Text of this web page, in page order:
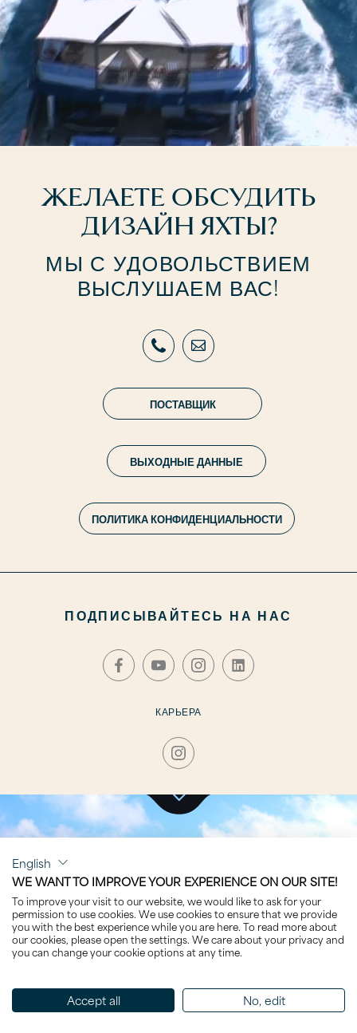
ЖЕЛАЕТЕ ОБСУДИТЬ
ДИЗАЙН ЯХТЫ?
МЫ С УДОВОЛЬСТВИЕМ
ВЫСЛУШАЕМ ВАС!
ПОСТАВЩИК
ВЫХОДНЫЕ ДАННЫЕ
ПОЛИТИКА КОНФИДЕНЦИАЛЬНОСТИ
ПОДПИСЫВАЙТЕСЬ НА НАС
КАРЬЕРА
QUANTUM BLUE
Отсортировано по Название
English
WE WANT TO IMPROVE YOUR EXPERIENCE ON OUR SITE!
To improve your visit to our website, we would like to ask for your
permission to use cookies. We use cookies to ensure that we provide
you with the best experience while you are here. To read more about
our cookies, please open the settings. We care about your privacy and
you can change your cookie options at any time.
Accept all No, edit